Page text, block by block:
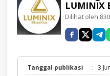
LUMINIX
Dilihat oleh
Tanggal publikasi :
3